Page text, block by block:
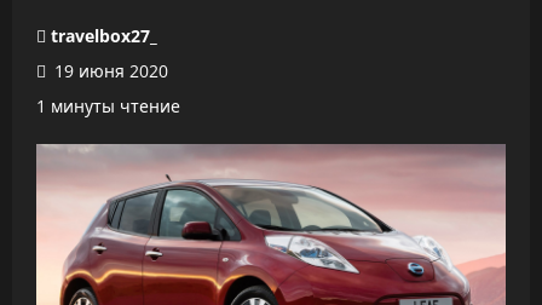
travelbox27_
19 июня 2020
1 минуты чтение